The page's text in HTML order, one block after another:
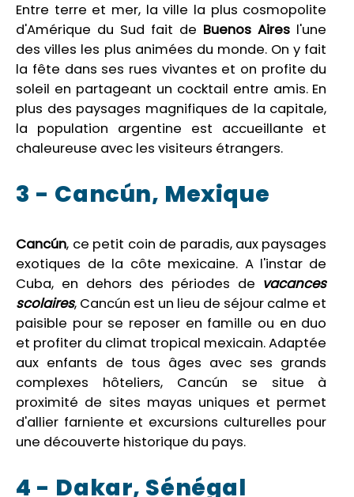
Entre terre et mer, la ville la plus cosmopolite
d'Amérique du Sud fait de Buenos Aires l'une
des villes les plus animées du monde. On y fait
la fête dans ses rues vivantes et on profite du
soleil en partageant un cocktail entre amis. En
plus des paysages magnifiques de la capitale,
la population argentine est accueillante et
chaleureuse avec les visiteurs étrangers.
3 - Cancún, Mexique
Cancún, ce petit coin de paradis, aux paysages
exotiques de la côte mexicaine. A l'instar de
Cuba, en dehors des périodes de vacances
scolaires, Cancún est un lieu de séjour calme et
paisible pour se reposer en famille ou en duo
et profiter du climat tropical mexicain. Adaptée
aux enfants de tous âges avec ses grands
complexes hôteliers, Cancún se situe à
proximité de sites mayas uniques et permet
d'allier farniente et excursions culturelles pour
une découverte historique du pays.
4 - Dakar, Sénégal